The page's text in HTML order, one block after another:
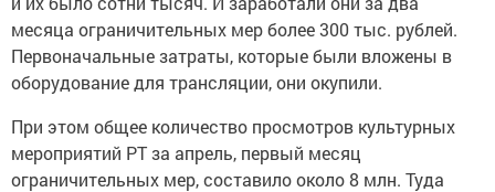
месяца ограничительных мер более 300 тыс. рублей.
Первоначальные затраты, которые были вложены в
оборудование для трансляции, они окупили.
При этом общее количество просмотров культурных
мероприятий РТ за апрель, первый месяц
ограничительных мер, составило около 8 млн. Туда